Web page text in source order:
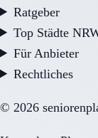
Ratgeber
Top Städte
Für Anbieter
Rechtliches
© 2026